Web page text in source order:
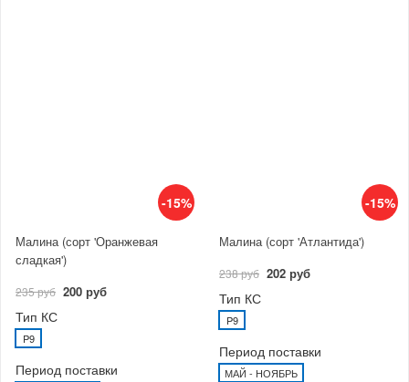
-15%
Малина (сорт 'Оранжевая
сладкая')
235 руб 200 руб
Тип КС
P9
Период поставки
-15%
Малина (сорт 'Атлантида')
238 руб 202 руб
Тип КС
P9
Период поставки
МАЙ - НОЯБРЬ